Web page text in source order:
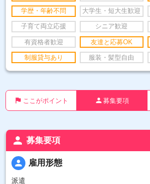
学歴・年齢不問 大学生・短大生歓迎
子育て両立応援 シニア歓迎
有資格者歓迎 友達と応募OK
制服貸与あり 服装・髪型自由
flag ここがポイント person 募集要項
person 募集要項
person 雇用形態
派遣